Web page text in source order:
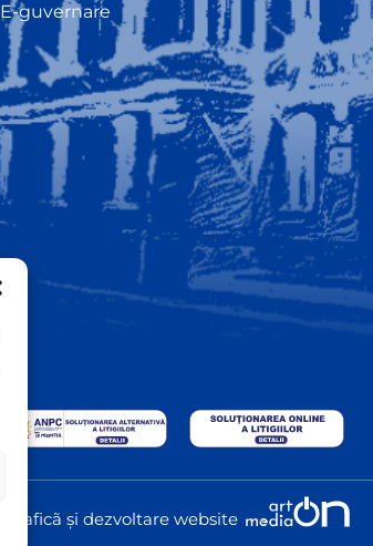
E-guvernare
Graficã și dezvoltare website